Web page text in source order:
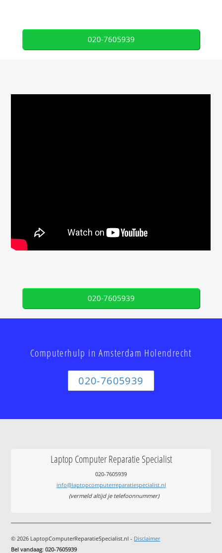
020-7605939
020-7605939
Computerhulp in Amsterdam Holendrecht
020-7605939
Laptop Computer Reparatie Specialist
020-7605939
info@laptopcomputerreparatiespecialist.nl
(vermeld altijd je telefoonnummer)
© 2026 LaptopComputerReparatieSpecialist.nl - Disclaimer
Bel vandaag:020-7605939